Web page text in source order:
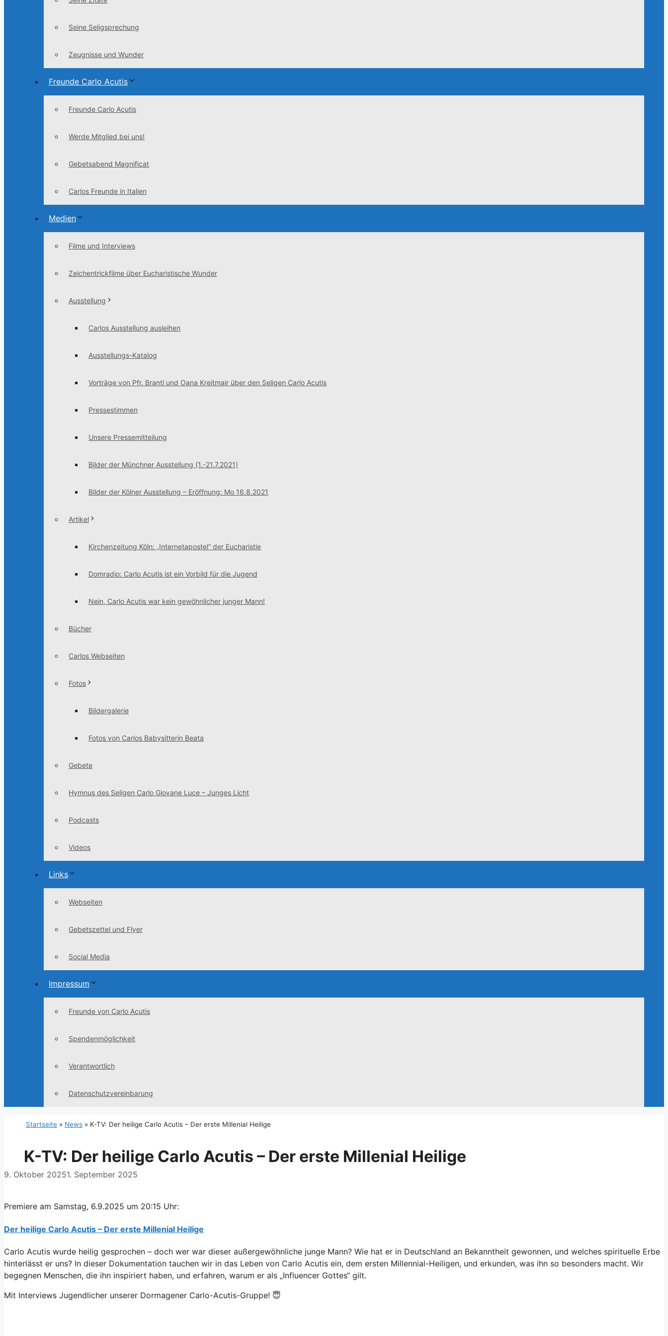
Seine Seligsprechung
Zeugnisse und Wunder
Freunde Carlo Acutis
Freunde Carlo Acutis
Werde Mitglied bei uns!
Gebetsabend Magnificat
Carlos Freunde in Italien
Medien
Filme und Interviews
Zeichentrickfilme über Eucharistische Wunder
Ausstellung
Carlos Ausstellung ausleihen
Ausstellungs-Katalog
Vorträge von Pfr. Brantl und Oana Kreitmair über den Seligen Carlo Acutis
Pressestimmen
Unsere Pressemitteilung
Bilder der Münchner Ausstellung (1.-21.7.2021)
Bilder der Kölner Ausstellung – Eröffnung: Mo 16.8.2021
Artikel
Kirchenzeitung Köln: „Internetapostel“ der Eucharistie
Domradio: Carlo Acutis ist ein Vorbild für die Jugend
Nein, Carlo Acutis war kein gewöhnlicher junger Mann!
Bücher
Carlos Webseiten
Fotos
Bildergalerie
Fotos von Carlos Babysitterin Beata
Gebete
Hymnus des Seligen Carlo Giovane Luce – Junges Licht
Podcasts
Videos
Links
Webseiten
Gebetszettel und Flyer
Social Media
Impressum
Freunde von Carlo Acutis
Spendenmöglichkeit
Verantwortlich
Datenschutzvereinbarung
Startseite » News » K-TV: Der heilige Carlo Acutis – Der erste Millenial Heilige
K-TV: Der heilige Carlo Acutis – Der erste Millenial Heilige
9. Oktober 20251. September 2025
Premiere am Samstag, 6.9.2025 um 20:15 Uhr:
Der heilige Carlo Acutis – Der erste Millenial Heilige
Carlo Acutis wurde heilig gesprochen – doch wer war dieser außergewöhnliche junge Mann? Wie hat er in Deutschland an Bekanntheit gewonnen, und welches spirituelle Erbe
hinterlässt er uns? In dieser Dokumentation tauchen wir in das Leben von Carlo Acutis ein, dem ersten Millennial-Heiligen, und erkunden, was ihn so besonders macht. Wir
begegnen Menschen, die ihn inspiriert haben, und erfahren, warum er als „Influencer Gottes“ gilt.
Mit Interviews Jugendlicher unserer Dormagener Carlo-Acutis-Gruppe! 😇